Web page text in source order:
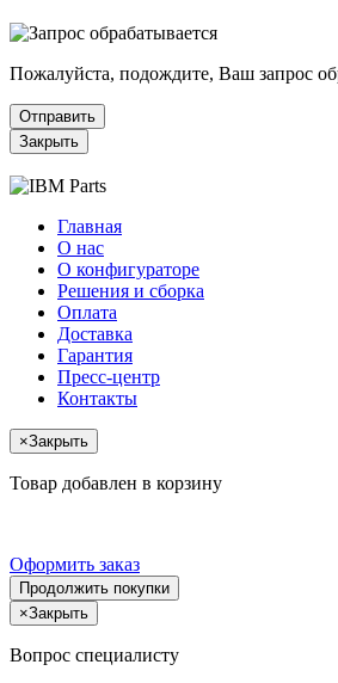
Пожалуйста, подождите, Ваш запрос
Отправить
Закрыть
Главная
О нас
О конфигураторе
Решения и сборка
Оплата
Доставка
Гарантия
Пресс-центр
Контакты
×Закрыть
Товар добавлен в корзину
Оформить заказ
Продолжить покупки
×Закрыть
Вопрос специалисту